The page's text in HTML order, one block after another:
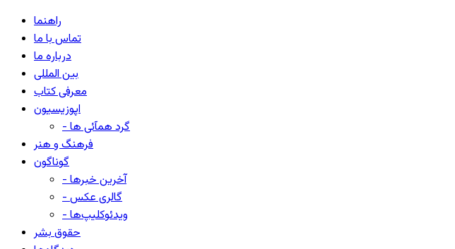
راهنما
تماس با ما
درباره ما
بین المللی
معرفی کتاب
اپوزیسیون
- گرد همآئی ها
فرهنگ و هنر
گوناگون
- آخرین خبرها
- گالری عکس
- ویدئوکلیپ‌ها
حقوق بشر